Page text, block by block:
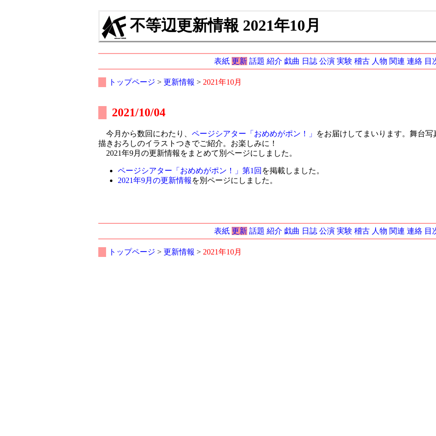
不等辺更新情報 2021年10月
表紙 更新 話題 紹介 戯曲 日誌 公演 実験 稽古 人物 関連 連絡 目
トップページ > 更新情報 > 2021年10月
2021/10/04
今月から数回にわたり、 ページシアター「おめめがポン！」
をお届けしてまいります。舞台
描きおろしのイラストつきでご紹介。お楽しみに！
2021年9月の更新情報をまとめて別ページにしました。
ページシアター「おめめがポン！」第1回 を掲載しました。
2021年9月の更新情報 を別ページにしました。
表紙 更新 話題 紹介 戯曲 日誌 公演 実験 稽古 人物 関連 連絡 目
トップページ > 更新情報 > 2021年10月